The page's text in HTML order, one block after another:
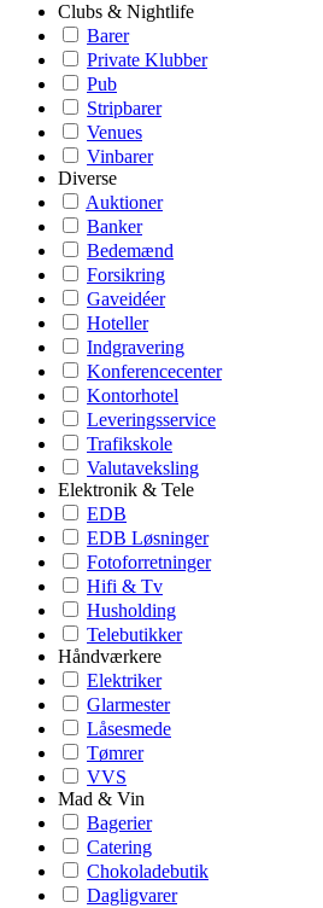
Clubs & Nightlife
Barer
Private Klubber
Pub
Stripbarer
Venues
Vinbarer
Diverse
Auktioner
Banker
Bedemænd
Forsikring
Gaveidéer
Hoteller
Indgravering
Konferencecenter
Kontorhotel
Leveringsservice
Trafikskole
Valutaveksling
Elektronik & Tele
EDB
EDB Løsninger
Fotoforretninger
Hifi & Tv
Husholding
Telebutikker
Håndværkere
Elektriker
Glarmester
Låsesmede
Tømrer
VVS
Mad & Vin
Bagerier
Catering
Chokoladebutik
Dagligvarer